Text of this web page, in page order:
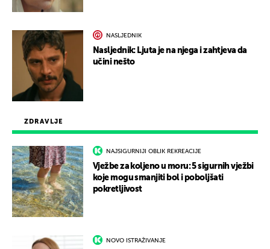
ZDRAVLJE
NAJSIGURNIJI OBLIK REKREACIJE
Vježbe za koljeno u moru: 5 sigurnih vježbi
koje mogu smanjiti bol i poboljšati
pokretljivost
NOVO ISTRAŽIVANJE
NASLJEDNIK
Nasljednik: Ljuta je na njega i zahtjeva da
učini nešto